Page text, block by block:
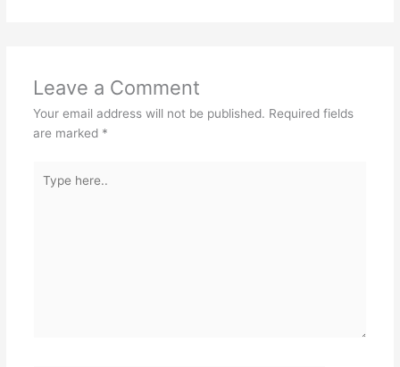
Leave a Comment
Your email address will not be published. Required fields
are marked *
here..